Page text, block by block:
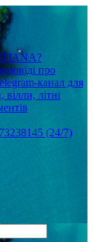
про
канал для
літні
(24/7)